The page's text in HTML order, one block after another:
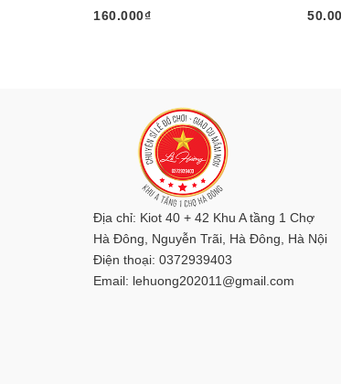
160.000₫
Địa chỉ: Kiot 40 + 42 Khu A tầng 1 Chợ
Hà Đông, Nguyễn Trãi, Hà Đông, Hà Nội
Điện thoại: 0372939403
Email: lehuong202011@gmail.com